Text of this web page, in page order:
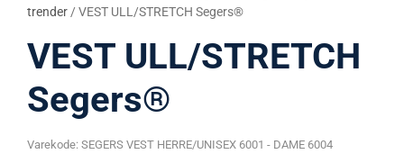
trender/ VEST ULL/STRETCH Segers®
VEST ULL/STRETCH
Segers®
Varekode: SEGERS VEST HERRE/UNISEX 6001 - DAME 6004